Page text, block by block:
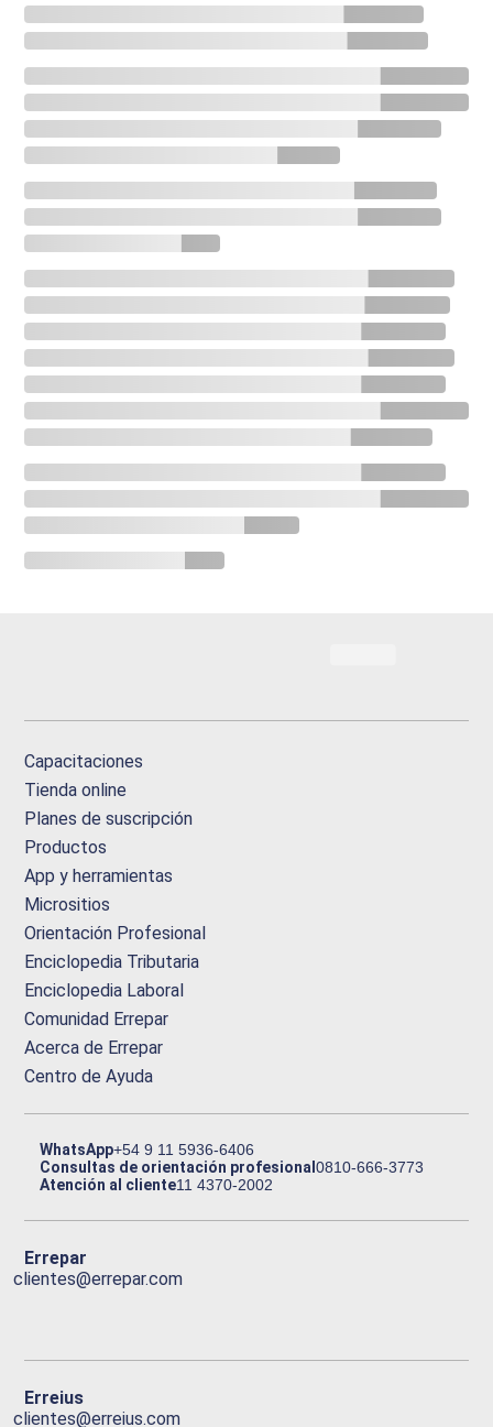
Capacitaciones
Tienda online
Planes de suscripción
Productos
App y herramientas
Micrositios
Orientación Profesional
Enciclopedia Tributaria
Enciclopedia Laboral
Comunidad Errepar
Acerca de Errepar
Centro de Ayuda
WhatsApp+54 9 11 5936-6406
Consultas de orientación profesional0810-666-3773
Atención al cliente11 4370-2002
Errepar
clientes@errepar.com
Erreius
clientes@erreius.com